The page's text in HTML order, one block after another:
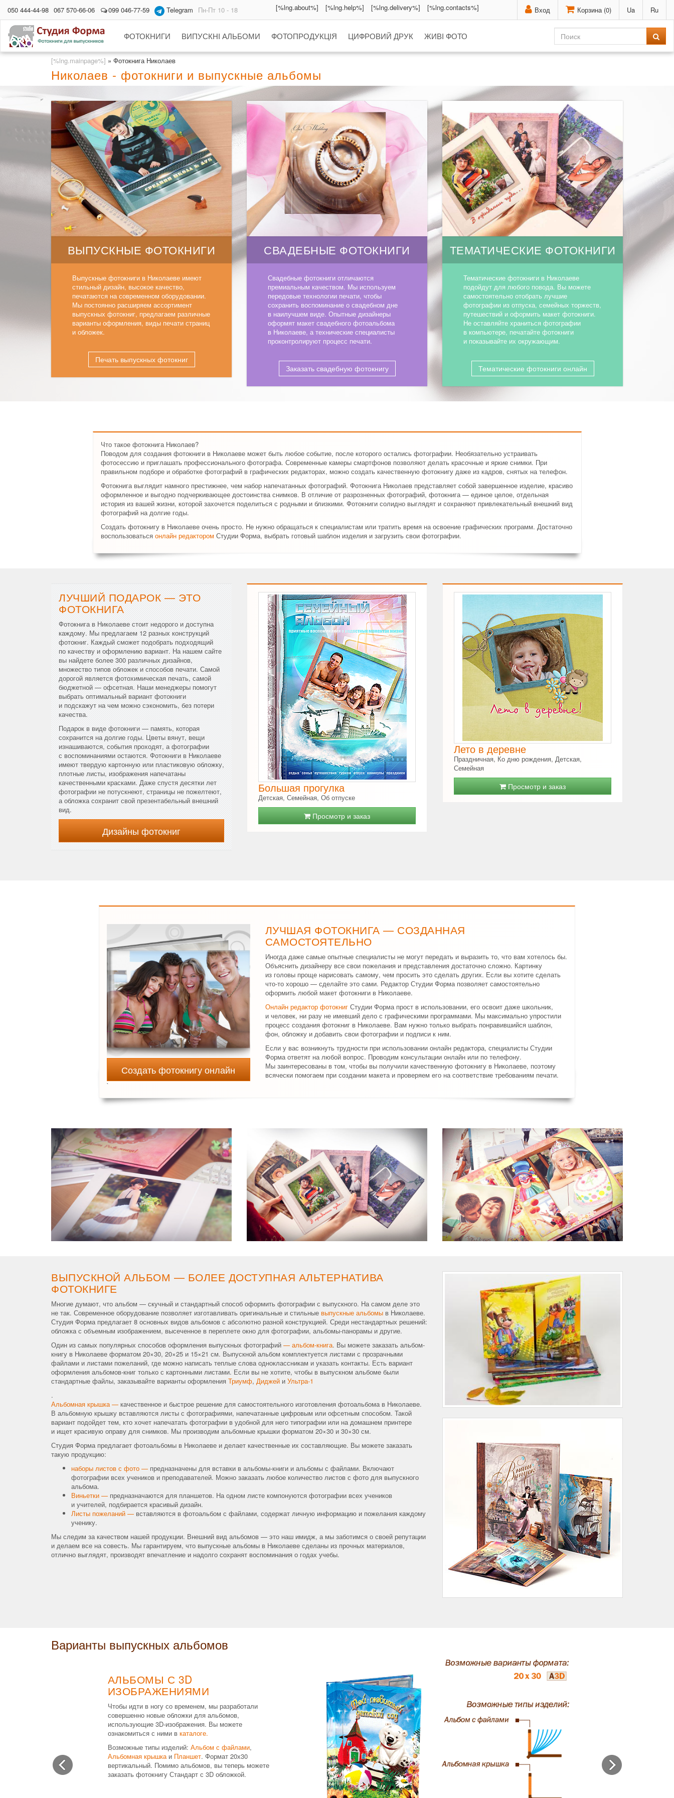
Вход Корзина (0) Ua Ru
050 444-44-98 067 570-66-06 099 046-77-59 Telegram Пн-Пт 10 - 18 [%lng.about%] [%lng.help%] [%lng.delivery%] [%lng.contacts%]
ФОТОКНИГИ ВИПУСКНІ АЛЬБОМИ ФОТОПРОДУКЦІЯ ЦИФРОВИЙ ДРУК ЖИВІ ФОТО
[%lng.mainpage%] » Фотокнига Николаев
Николаев - фотокниги и выпускные альбомы
ВЫПУСКНЫЕ ФОТОКНИГИ
Выпускные фотокниги в Николаеве имеют
стильный дизайн, высокое качество,
печатаются на современном оборудовании.
Мы постоянно расширяем ассортимент
выпускных фотокниг, предлагаем различные
варианты оформления, виды печати страниц
и обложек.
Печать выпускных фотокниг
СВАДЕБНЫЕ ФОТОКНИГИ
Свадебные фотокниги отличаются
премиальным качеством. Мы используем
передовые технологии печати, чтобы
сохранить воспоминание о свадебном дне
в наилучшем виде. Опытные дизайнеры
оформят макет свадебного фотоальбома
в Николаеве, а технические специалисты
проконтролируют процесс печати.
Заказать свадебную фотокнигу
ТЕМАТИЧЕСКИЕ ФОТОКНИГИ
Тематические фотокниги в Николаеве
подойдут для любого повода. Вы можете
самостоятельно отобрать лучшие
фотографии из отпуска, семейных торжеств,
путешествий и оформить макет фотокниги.
Не оставляйте храниться фотографии
в компьютере, печатайте фотокниги
и показывайте их окружающим.
Тематические фотокниги онлайн
Что такое фотокнига Николаев?
Поводом для создания фотокниги в Николаеве может быть любое событие, после которого остались фотографии. Необязательно устраивать
фотосессию и приглашать профессионального фотографа. Современные камеры смартфонов позволяют делать красочные и яркие снимки. При
правильном подборе и обработке фотографий в графических редакторах, можно создать качественную фотокнигу даже из кадров, снятых на телефон.
Фотокнига выглядит намного престижнее, чем набор напечатанных фотографий. Фотокнига Николаев представляет собой завершенное изделие, красиво
оформленное и выгодно подчеркивающее достоинства снимков. В отличие от разрозненных фотографий, фотокнига — единое целое, отдельная
история из вашей жизни, которой захочется поделиться с родными и близкими. Фотокниги солидно выглядят и сохраняют привлекательный внешний вид
фотографий на долгие годы.
Создать фотокнигу в Николаеве очень просто. Не нужно обращаться к специалистам или тратить время на освоение графических программ. Достаточно
воспользоваться онлайн редактором Студии Форма, выбрать готовый шаблон изделия и загрузить свои фотографии.
ЛУЧШИЙ ПОДАРОК — ЭТО
ФОТОКНИГА
Фотокнига в Николаеве стоит недорого и доступна
каждому. Мы предлагаем 12 разных конструкций
фотокниг. Каждый сможет подобрать подходящий
по качеству и оформлению вариант. На нашем сайте
вы найдете более 300 различных дизайнов,
множество типов обложек и способов печати. Самой
дорогой является фотохимическая печать, самой
бюджетной — офсетная. Наши менеджеры помогут
выбрать оптимальный вариант фотокниги
и подскажут на чем можно сэкономить, без потери
качества.
Подарок в виде фотокниги — память, которая
сохранится на долгие годы. Цветы вянут, вещи
изнашиваются, события проходят, а фотографии
с воспоминаниями остаются. Фотокниги в Николаеве
имеют твердую картонную или пластиковую обложку,
плотные листы, изображения напечатаны
качественными красками. Даже спустя десятки лет
фотографии не потускнеют, страницы не пожелтеют,
а обложка сохранит свой презентабельный внешний
вид.
Дизайны фотокниг
Большая прогулка
Детская, Семейная, Об отпуске
Просмотр и заказ
Лето в деревне
Праздничная, Ко дню рождения, Детская,
Семейная
Просмотр и заказ
Создать фотокнигу онлайн
`
ЛУЧШАЯ ФОТОКНИГА — СОЗДАННАЯ
САМОСТОЯТЕЛЬНО
Иногда даже самые опытные специалисты не могут передать и выразить то, что вам хотелось бы.
Объяснить дизайнеру все свои пожелания и представления достаточно сложно. Картинку
из головы проще нарисовать самому, чем просить это сделать других. Если вы хотите сделать
что-то хорошо — сделайте это сами. Редактор Студии Форма позволяет самостоятельно
оформить любой макет фотокниги в Николаеве.
Онлайн редактор фотокнигСтудии Форма прост в использовании, его освоит даже школьник,
и человек, ни разу не имевший дело с графическими программами. Мы максимально упростили
процесс создания фотокниг в Николаеве. Вам нужно только выбрать понравившийся шаблон,
фон, обложку и добавить свои фотографии и подписи к ним.
Если у вас возникнуть трудности при использовании онлайн редактора, специалисты Студии
Форма ответят на любой вопрос. Проводим консультации онлайн или по телефону.
Мы заинтересованы в том, чтобы вы получили качественную фотокнигу в Николаеве, поэтому
всячески помогаем при создании макета и проверяем его на соответствие требованиям печати.
ВЫПУСКНОЙ АЛЬБОМ — БОЛЕЕ ДОСТУПНАЯ АЛЬТЕРНАТИВА
ФОТОКНИГЕ
Многие думают, что альбом — скучный и стандартный способ оформить фотографии с выпускного. На самом деле это
не так. Современное оборудование позволяет изготавливать оригинальные и стильные выпускные альбомы в Николаеве.
Студия Форма предлагает 8 основных видов альбомов с абсолютно разной конструкцией. Среди нестандартных решений:
обложка с объемным изображением, высеченное в переплете окно для фотографии, альбомы-панорамы и другие.
Один из самых популярных способов оформления выпускных фотографий — альбом-книга. Вы можете заказать альбом-
книгу в Николаеве форматом 20×30, 20×25 и 15×21 см. Выпускной альбом комплектуется листами с прозрачными
файлами и листами пожеланий, где можно написать теплые слова одноклассникам и указать контакты. Есть вариант
оформления альбомов-книг только с картонными листами. Если вы не хотите, чтобы в выпускном альбоме были
стандартные файлы, заказывайте варианты оформления Триумф, Диджей и Ультра-1
.
Альбомная крышка — качественное и быстрое решение для самостоятельного изготовления фотоальбома в Николаеве.
В альбомную крышку вставляются листы с фотографиями, напечатанные цифровым или офсетным способом. Такой
вариант подойдет тем, кто хочет напечатать фотографии в удобной для него типографии или на домашнем принтере
и ищет красивую оправу для снимков. Мы производим альбомные крышки форматом 20×30 и 30×30 см.
Студия Форма предлагает фотоальбомы в Николаеве и делает качественные их составляющие. Вы можете заказать
такую продукцию:
наборы листов с фото — предназначены для вставки в альбомы-книги и альбомы с файлами. Включают
фотографии всех учеников и преподавателей. Можно заказать любое количество листов с фото для выпускного
альбома.
Виньетки — предназначаются для планшетов. На одном листе компонуются фотографии всех учеников
и учителей, подбирается красивый дизайн.
Листы пожеланий — вставляются в фотоальбом с файлами, содержат личную информацию и пожелания каждому
ученику.
Мы следим за качеством нашей продукции. Внешний вид альбомов — это наш имидж, а мы заботимся о своей репутации
и делаем все на совесть. Мы гарантируем, что выпускные альбомы в Николаеве сделаны из прочных материалов,
отлично выглядят, производят впечатление и надолго сохранят воспоминания о годах учебы.
Варианты выпускных альбомов
АЛЬБОМЫ С 3D
ИЗОБРАЖЕНИЯМИ
Чтобы идти в ногу со временем, мы разработали
совершенно новые обложки для альбомов,
использующие 3D-изображения. Вы можете
ознакомиться с ними в каталоге.
Возможные типы изделий: Альбом с файлами,
Альбомная крышкаи Планшет. Формат 20х30
вертикальный. Помимо альбомов, вы теперь можете
заказать фотокнигу Стандарт с 3D обложкой.